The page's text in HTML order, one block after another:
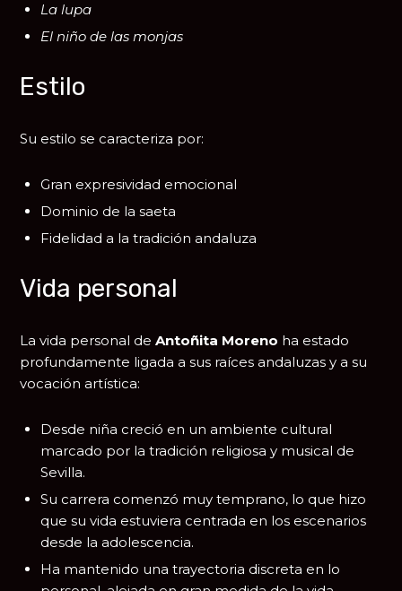
La lupa
El niño de las monjas
Estilo
Su estilo se caracteriza por:
Gran expresividad emocional
Dominio de la saeta
Fidelidad a la tradición andaluza
Vida personal
La vida personal deAntoñita Moreno ha estado
profundamente ligada a sus raíces andaluzas y a su
vocación artística:
Desde niña creció en un ambiente cultural
marcado por la tradición religiosa y musical de
Sevilla.
Su carrera comenzó muy temprano, lo que hizo
que su vida estuviera centrada en los escenarios
desde la adolescencia.
Ha mantenido una trayectoria discreta en lo